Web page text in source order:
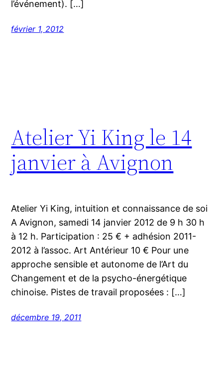
l’événement). […]
février 1, 2012
Atelier Yi King le 14
janvier à Avignon
Atelier Yi King, intuition et connaissance de soi
A Avignon, samedi 14 janvier 2012 de 9 h 30 h
à 12 h. Participation : 25 € + adhésion 2011-
2012 à l’assoc. Art Antérieur 10 € Pour une
approche sensible et autonome de l’Art du
Changement et de la psycho-énergétique
chinoise. Pistes de travail proposées : […]
décembre 19, 2011